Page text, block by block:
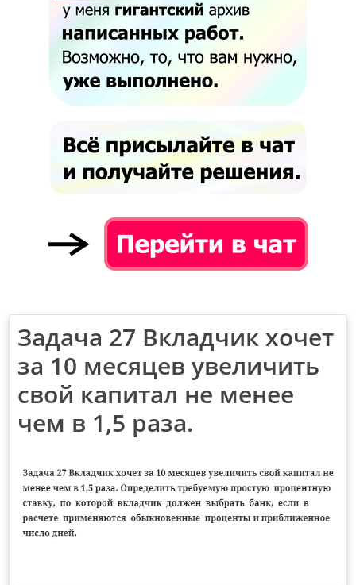
Задача 27 Вкладчик хочет
за 10 месяцев увеличить
свой капитал не менее
чем в 1,5 раза.